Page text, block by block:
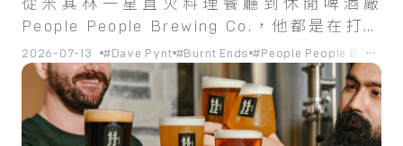
從米其林一星直火料理餐廳到休閒啤酒廠
People People Brewing Co.，他都是在打造
一個自己也會在這裡花上時間的場地。
2026-07-13 #Dave Pynt #Burnt Ends #People People Brewing
...